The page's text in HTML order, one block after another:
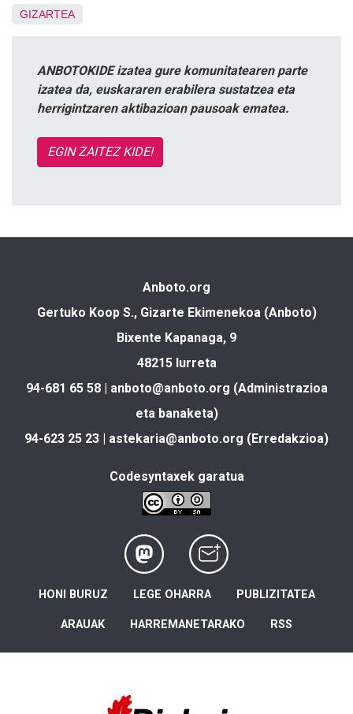
GIZARTEA
ANBOTOKIDE izatea gure komunitatearen parte
izatea da, euskararen erabilera sustatzea eta
herrigintzaren aktibazioan pausoak ematea.
EGIN ZAITEZ KIDE!
Anboto.org
Gertuko Koop S., Gizarte Ekimenekoa (Anboto)
Bixente Kapanaga, 9
48215 Iurreta
94-681 65 58 | anboto@anboto.org (Administrazioa
eta banaketa)
94-623 25 23 | astekaria@anboto.org (Erredakzioa)
Codesyntaxek garatua
HONI BURUZ LEGE OHARRA PUBLIZITATEA
ARAUAK HARREMANETARAKO RSS